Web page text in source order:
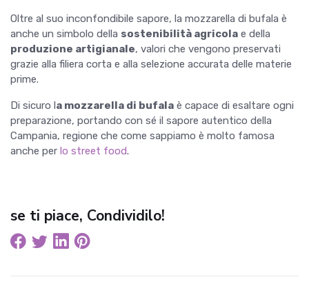
Oltre al suo inconfondibile sapore, la mozzarella di bufala è
anche un simbolo della sostenibilità agricola e della
produzione artigianale, valori che vengono preservati
grazie alla filiera corta e alla selezione accurata delle materie
prime.
Di sicuro l a mozzarella di bufala è capace di esaltare ogni
preparazione, portando con sé il sapore autentico della
Campania, regione che come sappiamo è molto famosa
anche per lo street food.
se ti piace, Condividilo!